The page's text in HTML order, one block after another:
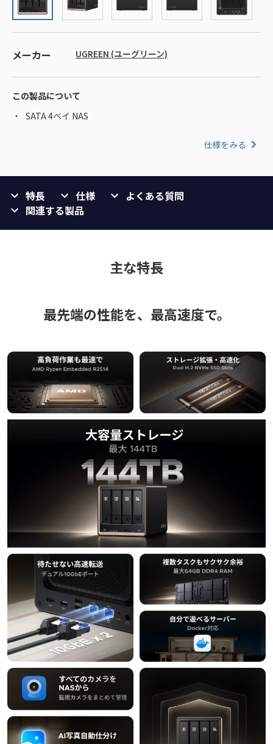
メーカー UGREEN (ユーグリーン)
この製品について
SATA 4ベイ NAS
仕様をみる
特長 仕様
よくある質問
関連する製品
主な特長
最先端の性能を、最高速度で。